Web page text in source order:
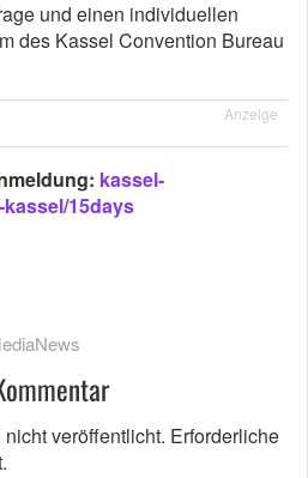
und einen individuellen
des Kassel Convention Bureau
Anzeige
kassel-
15days
veröffentlicht. Erforderliche